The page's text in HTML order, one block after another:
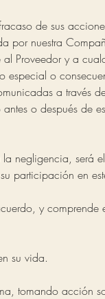
de sus
por nuestra
Proveedor y a
especial o
a través
o después de
negligencia, será
participación en
y
su vida.
tomando acción